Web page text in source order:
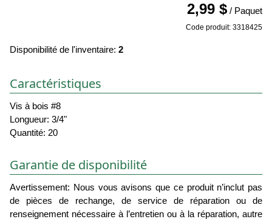
2,99 $ / Paquet
Code produit: 3318425
Disponibilité de l'inventaire: 2
Caractéristiques
Vis à bois #8
Longueur: 3/4"
Quantité: 20
Garantie de disponibilité
Avertissement: Nous vous avisons que ce produit n’inclut pas
de pièces de rechange, de service de réparation ou de
renseignement nécessaire à l’entretien ou à la réparation, autre